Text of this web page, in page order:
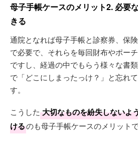
母子手帳ケースのメリット2. 必要
きる
通院となれば母子手帳と診察券、保
で必要で、それらを毎回財布やポー
ですし、経過の中でもらう様々な書
で「どこにしまったっけ？」と忘れ
す。
こうした 大切なものを紛失しないよ
けるのも母子手帳ケースのメリットで